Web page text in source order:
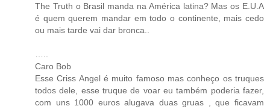
The Truth o Brasil manda na América latina? Mas os E.U.A
é quem querem mandar em todo o continente, mais cedo
ou mais tarde vai dar bronca..
Caro Bob
Esse Criss Angel é muito famoso mas conheço os truques
todos dele, esse truque de voar eu também poderia fazer,
com uns 1000 euros alugava duas gruas , que ficavam